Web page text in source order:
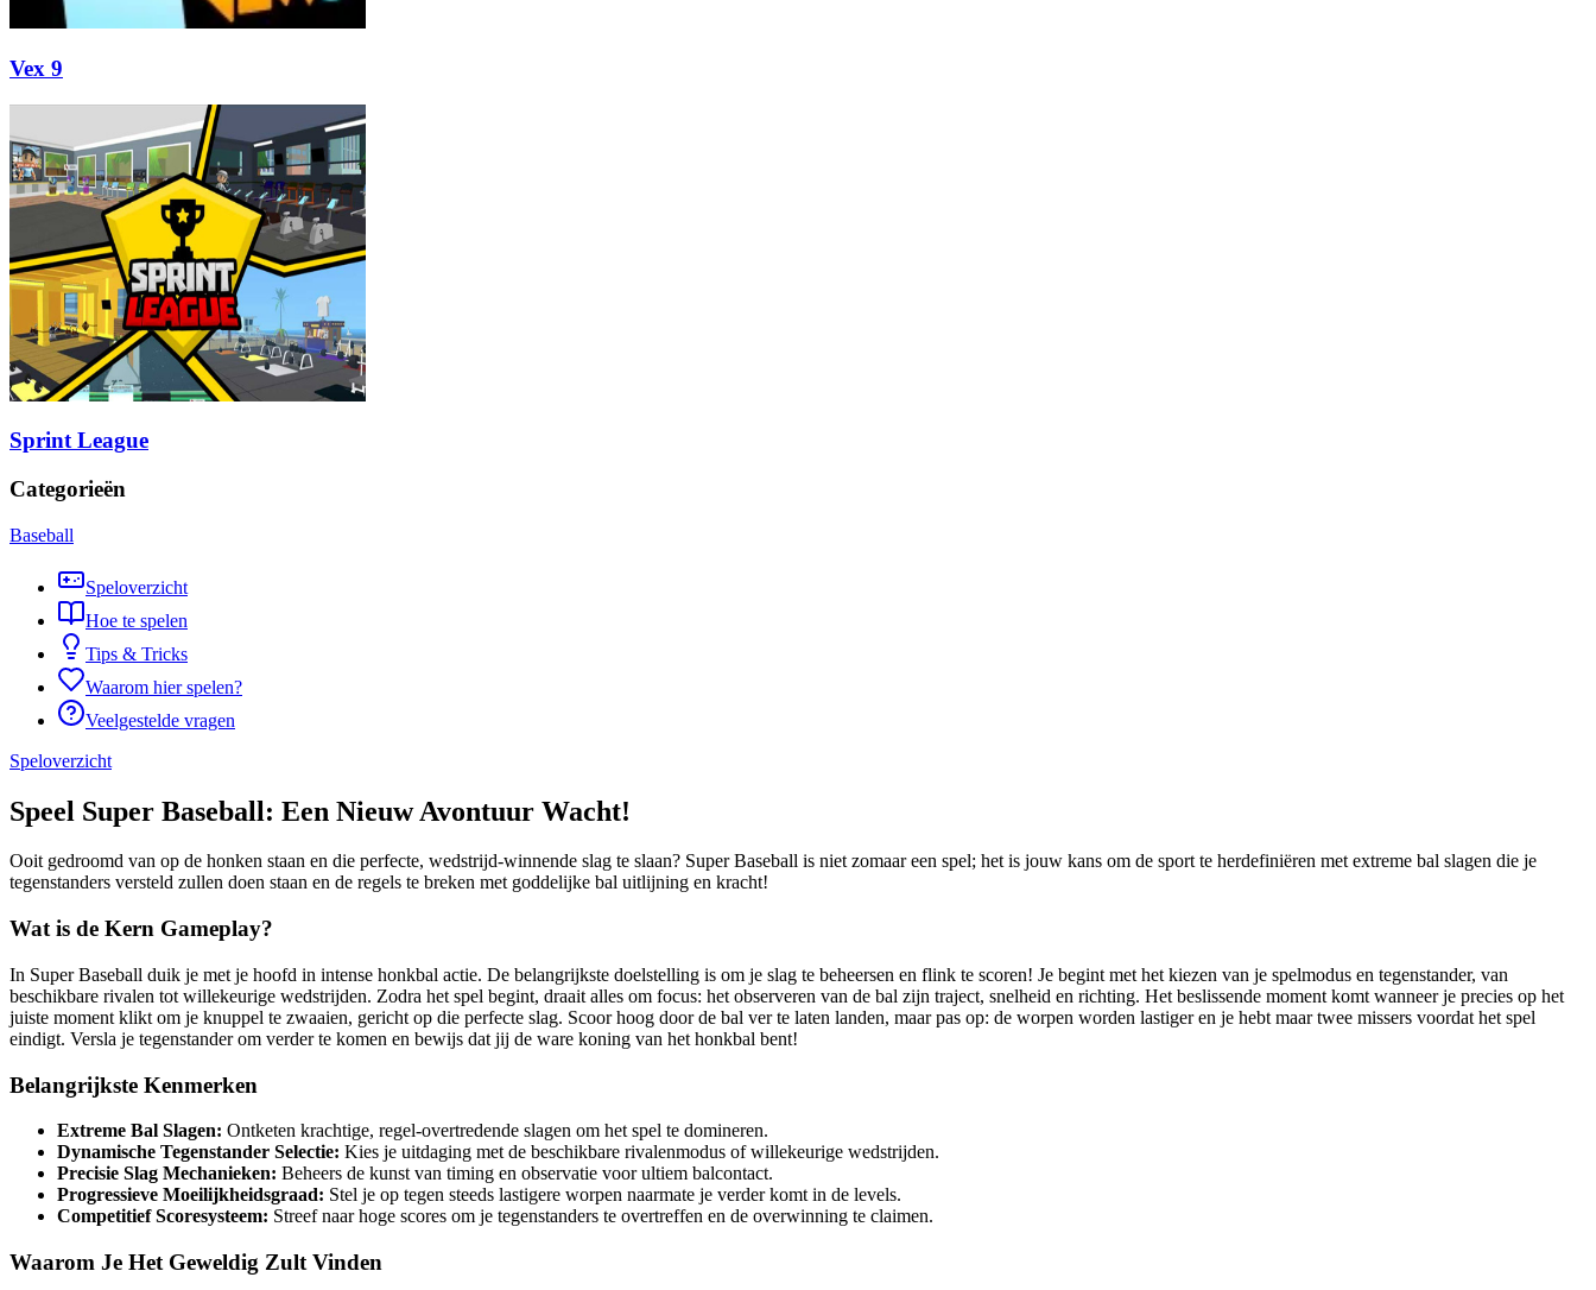
Vex 9
Sprint League
Categorieën
Baseball
Speloverzicht
Hoe te spelen
Tips & Tricks
Waarom hier spelen?
Veelgestelde vragen
Speloverzicht
Speel Super Baseball: Een Nieuw Avontuur Wacht!
Ooit gedroomd van op de honken staan en die perfecte, wedstrijd-winnende slag te slaan? Super Baseball is niet zomaar een spel; het is jouw kans om de sport te herdefiniëren met extreme bal slagen die je
tegenstanders versteld zullen doen staan en de regels te breken met goddelijke bal uitlijning en kracht!
Wat is de Kern Gameplay?
In Super Baseball duik je met je hoofd in intense honkbal actie. De belangrijkste doelstelling is om je slag te beheersen en flink te scoren! Je begint met het kiezen van je spelmodus en tegenstander, van
beschikbare rivalen tot willekeurige wedstrijden. Zodra het spel begint, draait alles om focus: het observeren van de bal zijn traject, snelheid en richting. Het beslissende moment komt wanneer je precies op het
juiste moment klikt om je knuppel te zwaaien, gericht op die perfecte slag. Scoor hoog door de bal ver te laten landen, maar pas op: de worpen worden lastiger en je hebt maar twee missers voordat het spel
eindigt. Versla je tegenstander om verder te komen en bewijs dat jij de ware koning van het honkbal bent!
Belangrijkste Kenmerken
Extreme Bal Slagen: Ontketen krachtige, regel-overtredende slagen om het spel te domineren.
Dynamische Tegenstander Selectie: Kies je uitdaging met de beschikbare rivalenmodus of willekeurige wedstrijden.
Precisie Slag Mechanieken: Beheers de kunst van timing en observatie voor ultiem balcontact.
Progressieve Moeilijkheidsgraad: Stel je op tegen steeds lastigere worpen naarmate je verder komt in de levels.
Competitief Scoresysteem: Streef naar hoge scores om je tegenstanders te overtreffen en de overwinning te claimen.
Waarom Je Het Geweldig Zult Vinden